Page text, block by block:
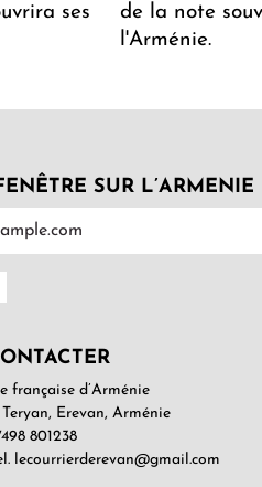
ses
de la note
l'Arménie.
SUR L’ARMENIE
française d’Arménie
Erevan, Arménie
801238
lecourrierderevan@gmail.com